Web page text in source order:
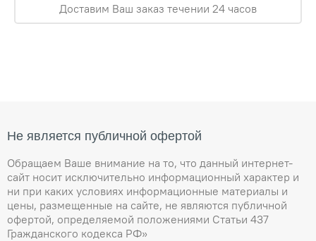
Доставим Ваш заказ течении 24 часов
Не является публичной офертой
Обращаем Ваше внимание на то, что данный интернет-
сайт носит исключительно информационный характер и
ни при каких условиях информационные материалы и
цены, размещенные на сайте, не являются публичной
офертой, определяемой положениями Статьи 437
Гражданского кодекса РФ»